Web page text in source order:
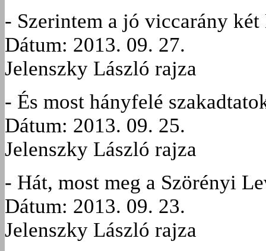
- Szerintem a jó viccarány
Dátum: 2013. 09. 27.
Jelenszky László rajza
- És most hányfelé
Dátum: 2013. 09. 25.
Jelenszky László rajza
- Hát, most meg a Szörényi
Dátum: 2013. 09. 23.
Jelenszky László rajza